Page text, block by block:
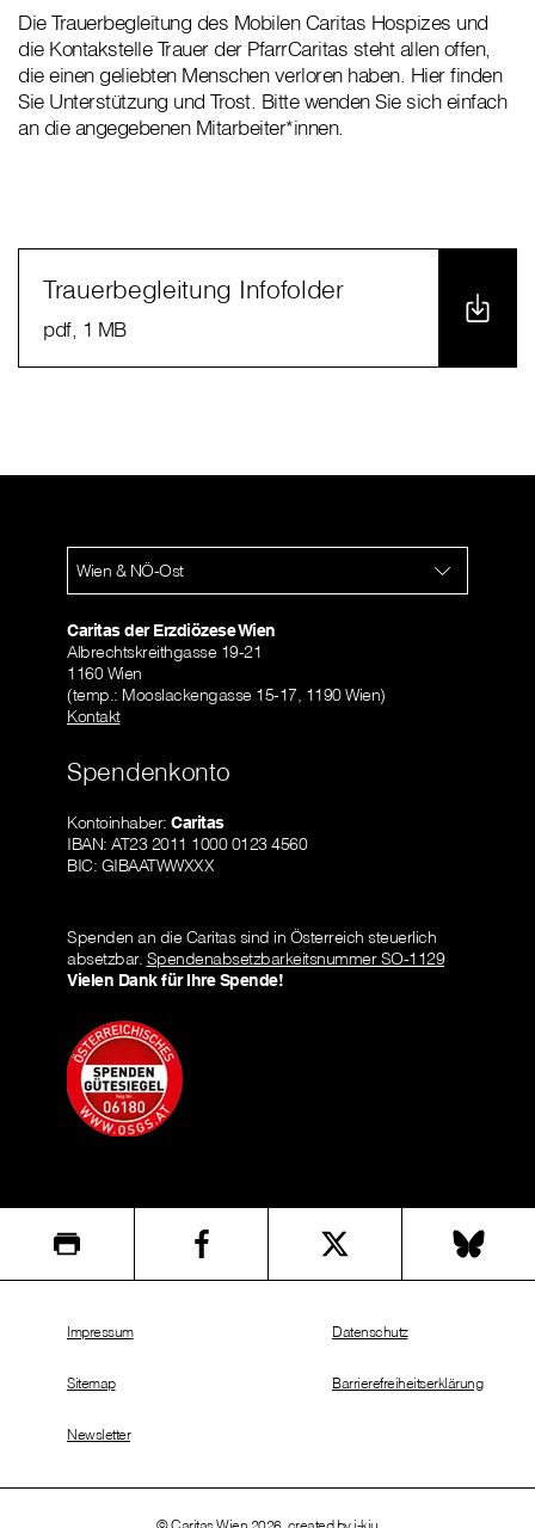
Die Trauerbegleitung des Mobilen Caritas Hospizes und
die Kontakstelle Trauer der PfarrCaritas steht allen offen,
die einen geliebten Menschen verloren haben. Hier finden
Sie Unterstützung und Trost. Bitte wenden Sie sich einfach
an die angegebenen Mitarbeiter*innen.
Trauerbegleitung Infofolder
pdf, 1 MB
Wien & NÖ-Ost
Caritas der Erzdiözese Wien
Albrechtskreithgasse 19-21
1160 Wien
(temp.: Mooslackengasse 15-17, 1190 Wien)
Kontakt
Spendenkonto
Kontoinhaber: Caritas
IBAN: AT23 2011 1000 0123 4560
BIC: GIBAATWWXXX
Spenden an die Caritas sind in Österreich steuerlich
absetzbar. Spendenabsetzbarkeitsnummer SO-1129
Vielen Dank für Ihre Spende!
Impressum
Sitemap
Newsletter
Datenschutz
Barrierefreiheitserklärung